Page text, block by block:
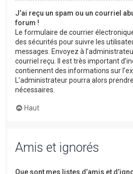
J’ai reçu un spam ou un courriel
forum !
Le formulaire de courrier
des sécurités pour suivre les
messages. Envoyez à
courriel reçu. Il est très important
contiennent des informations sur
L’administrateur pourra alors
nécessaires.
Haut
Amis et ignorés
Que sont mes listes d’amis et